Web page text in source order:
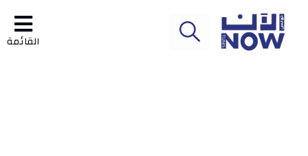
القائمة